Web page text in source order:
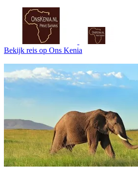
Bekijk reis op Ons Kenia